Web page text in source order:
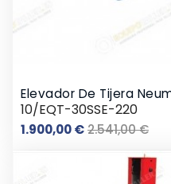
Elevador De Tijera
10/EQT-30SSE-220
1.900,00 €Precio
2.541,00 €